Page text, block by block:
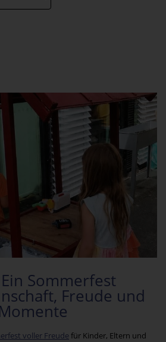
Sommerfest
Freude und
voller Freude für Kinder, Eltern und